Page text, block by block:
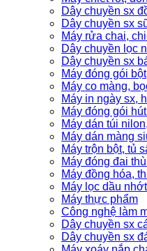
Dây chuyền sx
Dây chuyền sx
Máy rửa chai,
Dây chuyền lọc
Dây chuyền sx
Máy đóng gói
Máy co màng,
Máy in ngày sx,
Máy đóng gói
Máy dán túi
Máy dán màng
Máy trộn bột, tủ
Máy đóng đai
Máy đồng hóa,
Máy lọc dầu
Máy thực phẩm
Công nghệ làm
Dây chuyền sx
Dây chuyền sx